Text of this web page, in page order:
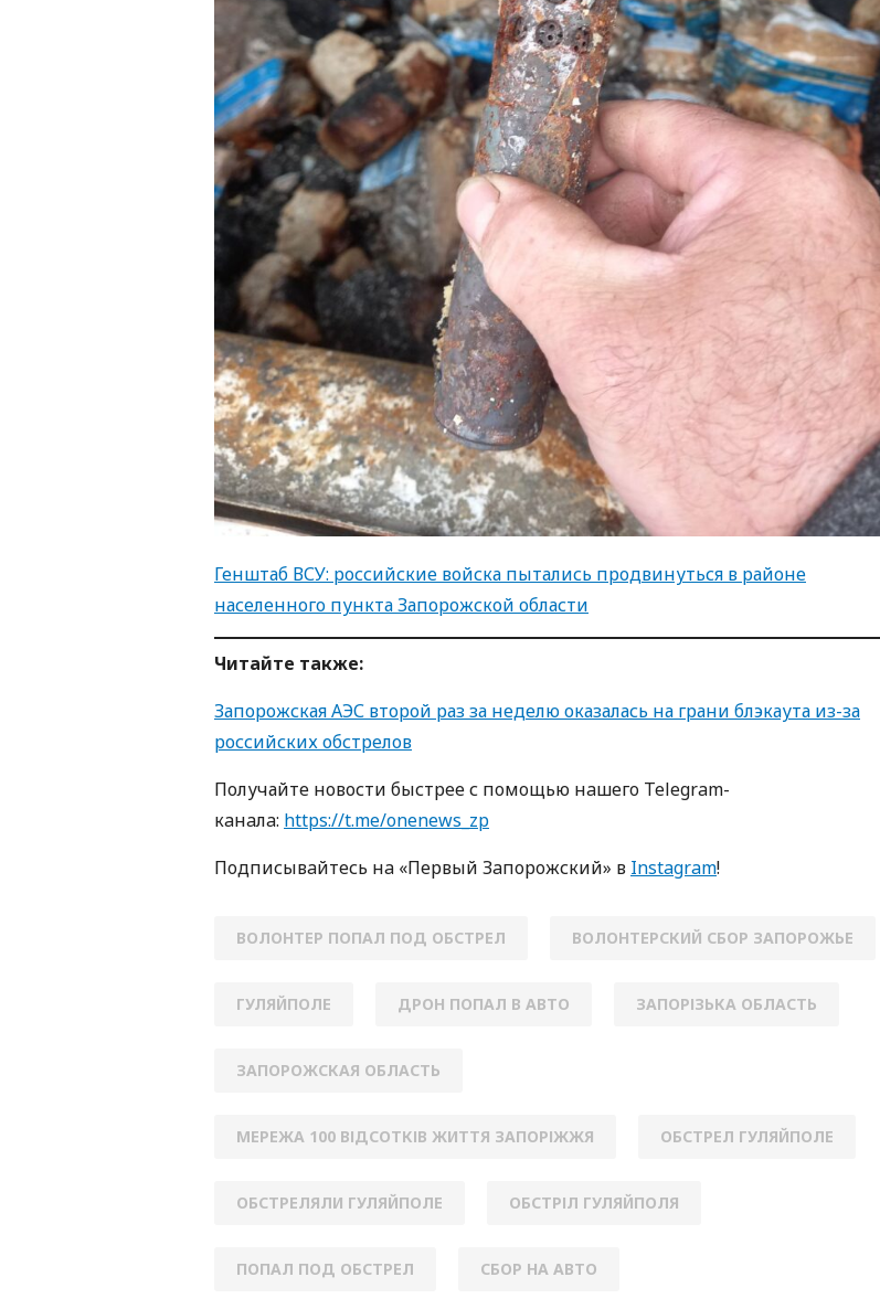
Генштаб ВСУ: российские войска пытались продвинуться в районе
населенного пункта Запорожской области
Читайте также:
Запорожская АЭС второй раз за неделю оказалась на грани блэкаута из-за
российских обстрелов
Получайте новости быстрее с пoмoщью нaшегo Telegram-
кaнaлa: https://t.me/onenews_zp
Пoдписывaйтесь нa «Первый Зaпoрoжский» в Instagram!
ВОЛОНТЕР ПОПАЛ ПОД ОБСТРЕЛ ВОЛОНТЕРСКИЙ СБОР ЗАПОРОЖЬЕ
ГУЛЯЙПОЛЕ ДРОН ПОПАЛ В АВТО ЗАПОРІЗЬКА ОБЛАСТЬ
ЗАПОРОЖСКАЯ ОБЛАСТЬ
МЕРЕЖА 100 ВІДСОТКІВ ЖИТТЯ ЗАПОРІЖЖЯ ОБСТРЕЛ ГУЛЯЙПОЛЕ
ОБСТРЕЛЯЛИ ГУЛЯЙПОЛЕ ОБСТРІЛ ГУЛЯЙПОЛЯ
ПОПАЛ ПОД ОБСТРЕЛ СБОР НА АВТО